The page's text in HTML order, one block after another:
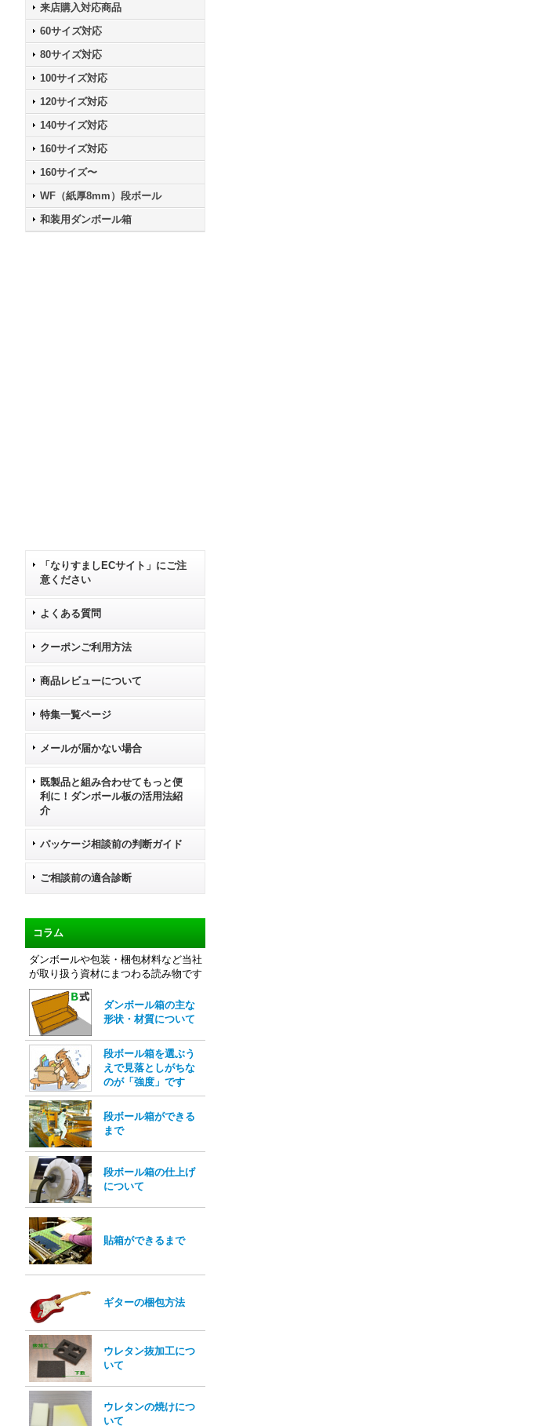
来店購入対応商品
60サイズ対応
80サイズ対応
100サイズ対応
120サイズ対応
140サイズ対応
160サイズ対応
160サイズ〜
WF（紙厚8mm）段ボール
和装用ダンボール箱
「なりすましECサイト」にご注
意ください
よくある質問
クーポンご利用方法
商品レビューについて
特集一覧ページ
メールが届かない場合
既製品と組み合わせてもっと便
利に！ダンボール板の活用法紹
介
パッケージ相談前の判断ガイド
ご相談前の適合診断
コラム
ダンボールや包装・梱包材料など当社
が取り扱う資材にまつわる読み物です
ダンボール箱の主な
形状・材質について
段ボール箱を選ぶう
えで見落としがちな
のが「強度」です
段ボール箱ができる
まで
段ボール箱の仕上げ
について
貼箱ができるまで
ギターの梱包方法
ウレタン抜加工につ
いて
ウレタンの焼けにつ
いて